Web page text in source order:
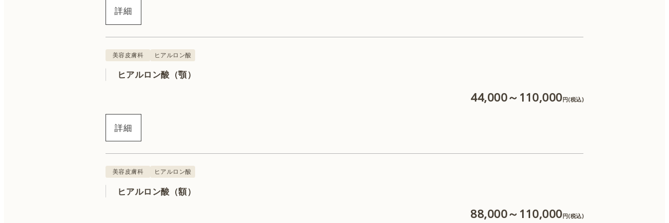
詳細
美容皮膚科 ヒアルロン酸
ヒアルロン酸（顎）
44,000～110,000円(税込)
詳細
美容皮膚科 ヒアルロン酸
ヒアルロン酸（額）
88,000～110,000円(税込)